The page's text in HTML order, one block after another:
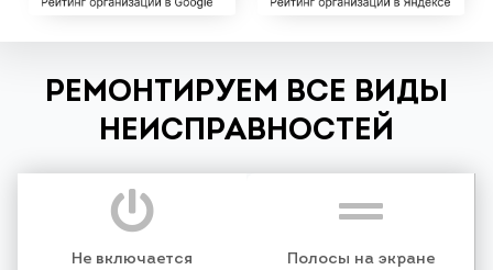
РЕМОНТИРУЕМ ВСЕ ВИДЫ
НЕИСПРАВНОСТЕЙ
Не включается Полосы на экране